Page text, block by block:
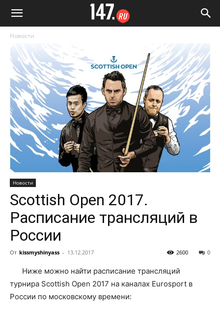
Новости
Новости
Scottish Open 2017.
Расписание трансляций в
России
От kissmyshinyass - 13.12.2017 0
2600
Ниже можно найти расписание трансляций
турнира Scottish Open 2017 на каналах Eurosport в
России по московскому времени: